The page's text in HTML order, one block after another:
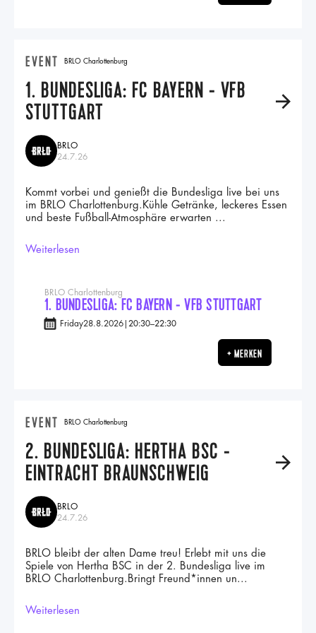
EVENT BRLO Charlottenburg
1. BUNDESLIGA: FC BAYERN - VFB
STUTTGART A
BRLO
24.7.26
Kommt vorbei und genießt die Bundesliga live bei uns
im BRLO Charlottenburg.Kühle Getränke, leckeres Essen
und beste Fußball-Atmosphäre erwarten ...
Weiterlesen
BRLO Charlottenburg
1. BUNDESLIGA: FC BAYERN - VFB STUTTGART
Friday28.8.2026 20:30–22:30
+ MERKEN
EVENT BRLO Charlottenburg
2. BUNDESLIGA: HERTHA BSC -
EINTRACHT BRAUNSCHWEIG A
BRLO
24.7.26
BRLO bleibt der alten Dame treu! Erlebt mit uns die
Spiele von Hertha BSC in der 2. Bundesliga live im
BRLO Charlottenburg.Bringt Freund*innen un...
Weiterlesen